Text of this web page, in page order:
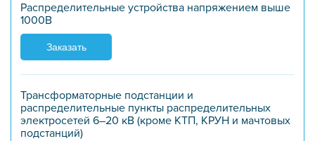
Распределительные устройства напряжением выше
1000В
Заказать
Трансформаторные подстанции и
распределительные пункты распределительных
электросетей 6–20 кВ (кроме КТП, КРУН и мачтовых
подстанций)